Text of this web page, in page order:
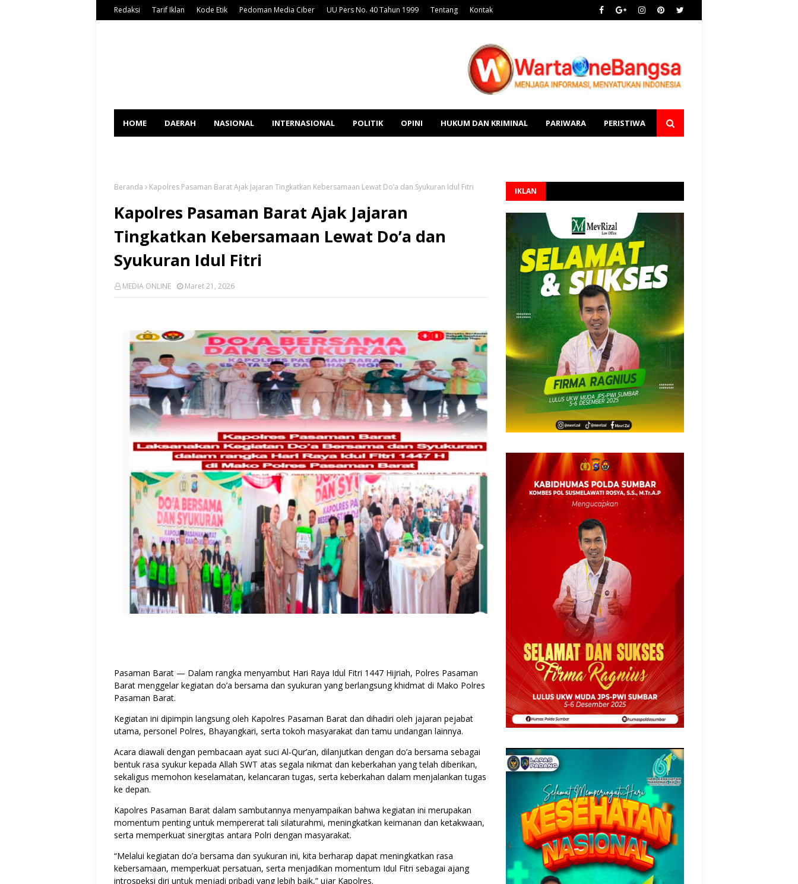
Redaksi Tarif Iklan Kode Etik Pedoman Media Ciber UU Pers No. 40 Tahun 1999 Tentang Kontak
HOME DAERAH NASIONAL INTERNASIONAL POLITIK OPINI HUKUM DAN KRIMINAL PARIWARA PERISTIWA
Beranda Kapolres Pasaman Barat Ajak Jajaran Tingkatkan Kebersamaan Lewat Do’a dan Syukuran Idul Fitri
Kapolres Pasaman Barat Ajak Jajaran
Tingkatkan Kebersamaan Lewat Do’a dan
Syukuran Idul Fitri
MEDIA ONLINE Maret 21, 2026
Pasaman Barat — Dalam rangka menyambut Hari Raya Idul Fitri 1447 Hijriah, Polres Pasaman
Barat menggelar kegiatan do’a bersama dan syukuran yang berlangsung khidmat di Mako Polres
Pasaman Barat.
Kegiatan ini dipimpin langsung oleh Kapolres Pasaman Barat dan dihadiri oleh jajaran pejabat
utama, personel Polres, Bhayangkari, serta tokoh masyarakat dan tamu undangan lainnya.
Acara diawali dengan pembacaan ayat suci Al-Qur’an, dilanjutkan dengan do’a bersama sebagai
bentuk rasa syukur kepada Allah SWT atas segala nikmat dan keberkahan yang telah diberikan,
sekaligus memohon keselamatan, kelancaran tugas, serta keberkahan dalam menjalankan tugas
ke depan.
Kapolres Pasaman Barat dalam sambutannya menyampaikan bahwa kegiatan ini merupakan
momentum penting untuk mempererat tali silaturahmi, meningkatkan keimanan dan ketakwaan,
serta memperkuat sinergitas antara Polri dengan masyarakat.
“Melalui kegiatan do’a bersama dan syukuran ini, kita berharap dapat meningkatkan rasa
kebersamaan, memperkuat persatuan, serta menjadikan momentum Idul Fitri sebagai ajang
introspeksi diri untuk menjadi pribadi yang lebih baik,” ujar Kapolres.
IKLAN